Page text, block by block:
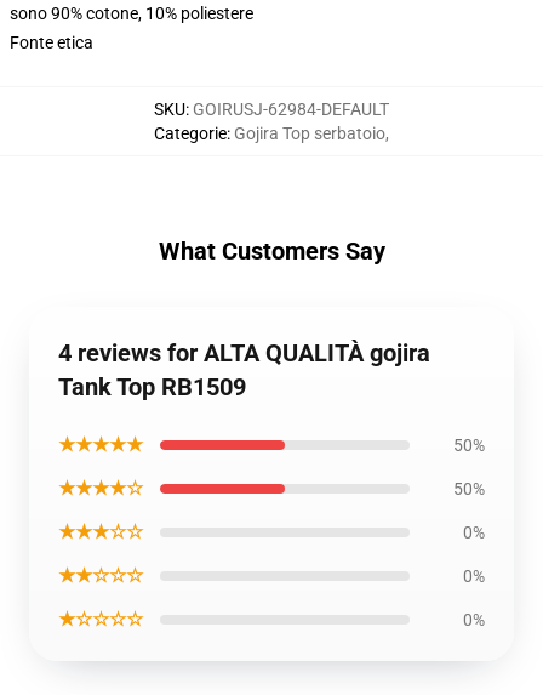
sono 90% cotone, 10% poliestere
Fonte etica
SKU: GOIRUSJ-62984-DEFAULT
Categorie: Gojira Top serbatoio,
What Customers Say
4 reviews for ALTA QUALITÀ gojira
Tank Top RB1509
★★★★★ 50%
★★★★☆ 50%
★★★☆☆ 0%
★★☆☆☆ 0%
★☆☆☆☆ 0%